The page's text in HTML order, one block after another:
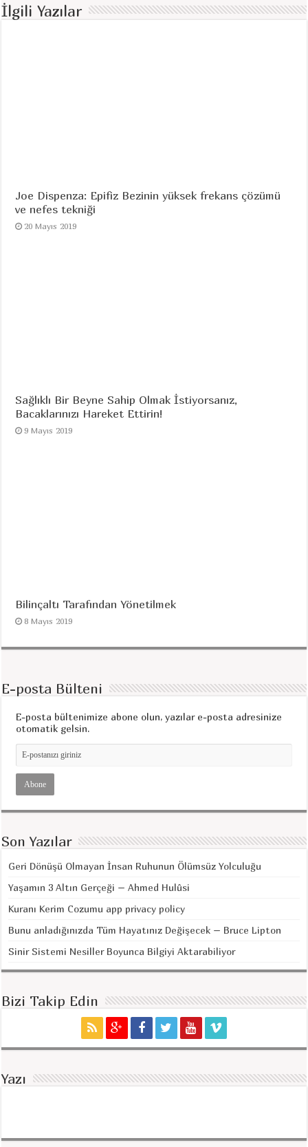
İlgili Yazılar
Joe Dispenza: Epifiz Bezinin yüksek frekans çözümü
ve nefes tekniği
20 Mayıs 2019
Sağlıklı Bir Beyne Sahip Olmak İstiyorsanız,
Bacaklarınızı Hareket Ettirin!
9 Mayıs 2019
Bilinçaltı Tarafından Yönetilmek
8 Mayıs 2019
E-posta Bülteni
E-posta bültenimize abone olun, yazılar e-posta adresinize
otomatik gelsin.
Son Yazılar
Geri Dönüşü Olmayan İnsan Ruhunun Ölümsüz Yolculuğu
Yaşamın 3 Altın Gerçeği – Ahmed Hulûsi
Kuranı Kerim Cozumu app privacy policy
Bunu anladığınızda Tüm Hayatınız Değişecek – Bruce Lipton
Sinir Sistemi Nesiller Boyunca Bilgiyi Aktarabiliyor
Bizi Takip Edin
Yazı